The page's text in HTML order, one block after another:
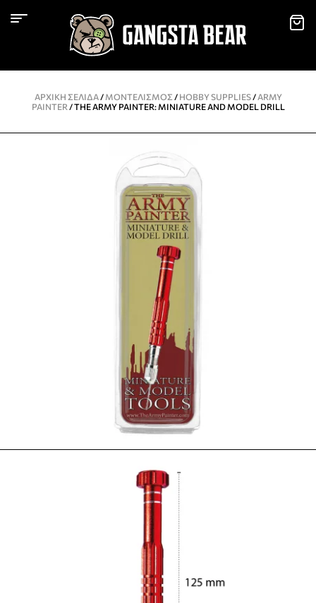
ΑΡΧΙΚΉ ΣΕΛΊΔΑ/ ΜΟΝΤΕΛΙΣΜΌΣ / HOBBY SUPPLIES/ ARMY
PAINTER / THE ARMY PAINTER: MINIATURE AND MODEL DRILL